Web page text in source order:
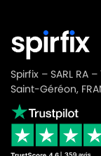
Spirfix – SARL RA
Saint-Géréon,